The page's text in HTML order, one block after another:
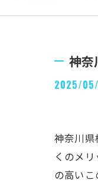
神奈
2025/
神奈川
くのメ
の高い